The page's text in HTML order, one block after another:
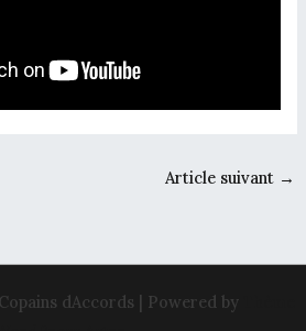
Article suivant →
dAccords | Powered by